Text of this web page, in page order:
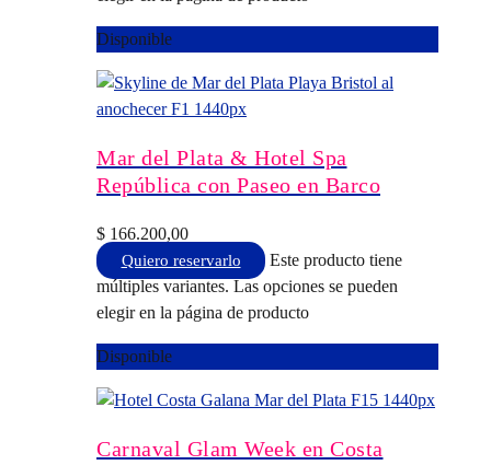
Disponible
Mar del Plata & Hotel Spa
República con Paseo en Barco
$ 166.200,00
Quiero reservarlo
Este producto tiene
múltiples variantes. Las opciones se pueden
elegir en la página de producto
Disponible
Carnaval Glam Week en Costa